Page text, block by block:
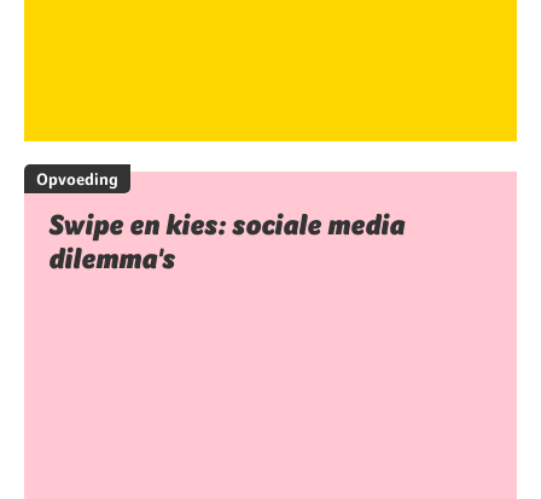
Opvoeding
Swipe en kies: sociale media
dilemma's